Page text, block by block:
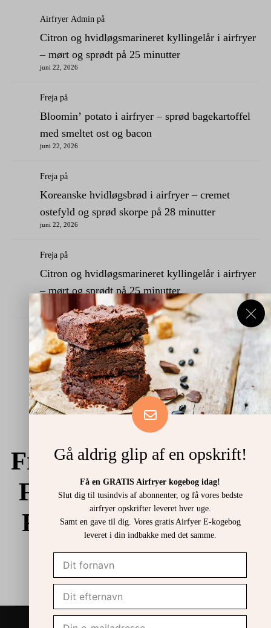
Airfryer Adminpå
Citron og hvidløgsmarineret kyllingelår i airfryer
– mørt og sprødt på 25 minutter
juni 22, 2026
Frejapå
Bloomin’ potato i airfryer – sprød bagekartoffel
med smeltet ost og bacon
juni 22, 2026
Frejapå
Koreanske hvidløgsbrød i airfryer – cremet
ostefyld og sprød skorpe på 28 minutter
juni 22, 2026
Frejapå
Citron og hvidløgsmarineret kyllingelår i airfryer
– mørt og sprødt på 25 minutter
Frejapå
Kyllingelår i Airfryer
juni 22, 2026
Fra os tilDIG
Få KÆMPE
RABAT hos
BETTER
feast!
Gå aldrig glip af en opskrift!
Få en GRATIS Airfryer kogebog idag!
Slut dig til tusindvis af abonnenter, og få vores bedste
airfryer opskrifter leveret hver uge.
Samt en gave til dig. Vores gratis Airfyer E-kogebog
leveret i din indbakke med det samme.